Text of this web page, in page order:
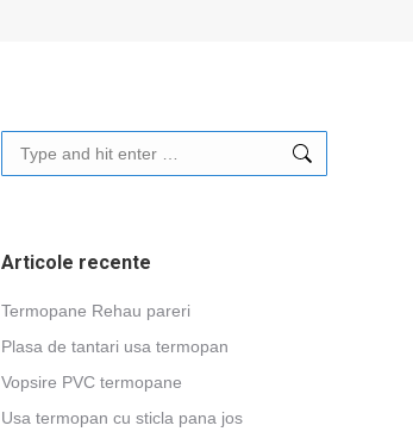
Search:
Articole recente
Termopane Rehau pareri
Plasa de tantari usa termopan
Vopsire PVC termopane
Usa termopan cu sticla pana jos